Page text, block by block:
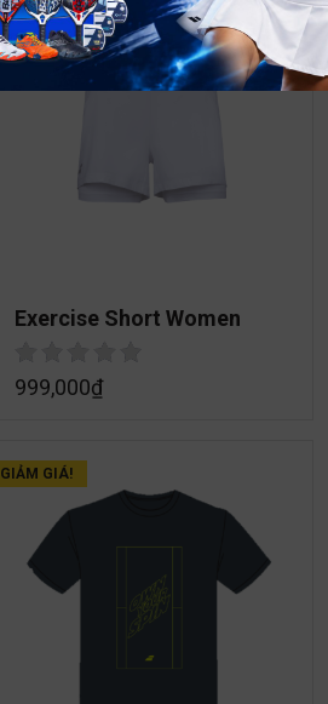
Exercise Short Women
999,000₫
GIẢM GIÁ!